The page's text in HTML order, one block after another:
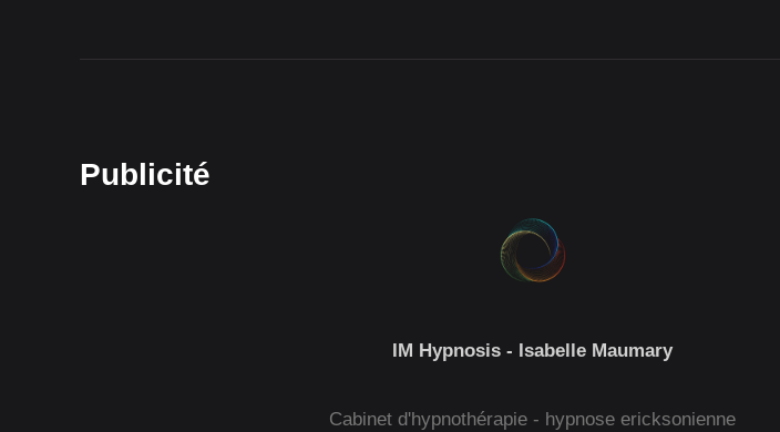
Publicité
IM Hypnosis - Isabelle Maumary
Cabinet d'hypnothérapie - hypnose ericksonienne